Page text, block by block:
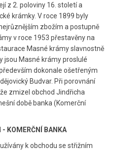
z 2. poloviny 16. století a
krámky. V roce 1899 byly
zbožím a postupně
v roce 1953 přestavěny na
Masné krámy slavnostně
jsou Masné krámy proslulé
dokonale ošetřeným
Budvar. Při porovnání
zmizel obchod Jindřicha
době banka (Komerční
- KOMERČNÍ BANKA
k obchodu se střižním